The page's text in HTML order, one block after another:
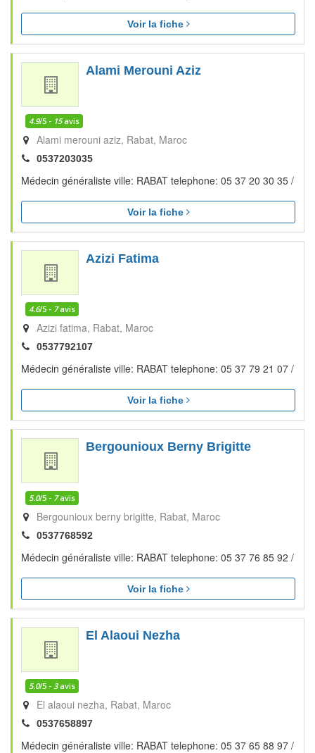
Voir la fiche
Alami Merouni Aziz
4.9/5 - 15avis
Alami merouni aziz Rabat Maroc
0537203035
Médecin généraliste ville: RABAT telephone: 05 37 20 30 35 /
Voir la fiche
Azizi Fatima
4.6/5 - 7avis
Azizi fatima Rabat Maroc
0537792107
Médecin généraliste ville: RABAT telephone: 05 37 79 21 07 /
Voir la fiche
Bergounioux Berny Brigitte
5.0/5 - 7avis
Bergounioux berny brigitte Rabat Maroc
0537768592
Médecin généraliste ville: RABAT telephone: 05 37 76 85 92 /
Voir la fiche
El Alaoui Nezha
5.0/5 - 3avis
El alaoui nezha Rabat Maroc
0537658897
Médecin généraliste ville: RABAT telephone: 05 37 65 88 97 /